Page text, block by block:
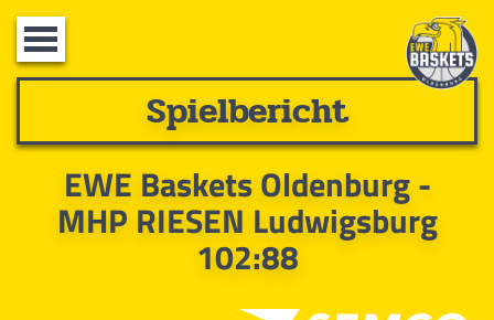
Toggle
navigation
Spielbericht
EWE Baskets Oldenburg -
MHP RIESEN Ludwigsburg
102:88